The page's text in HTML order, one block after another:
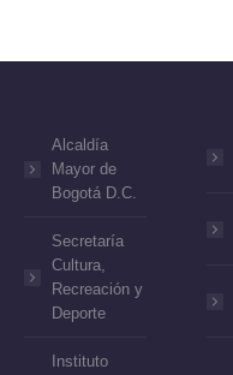
Alcaldía
Mayor de
Bogotá D.C.
Secretaría
Cultura,
Recreación y
Deporte
Instituto